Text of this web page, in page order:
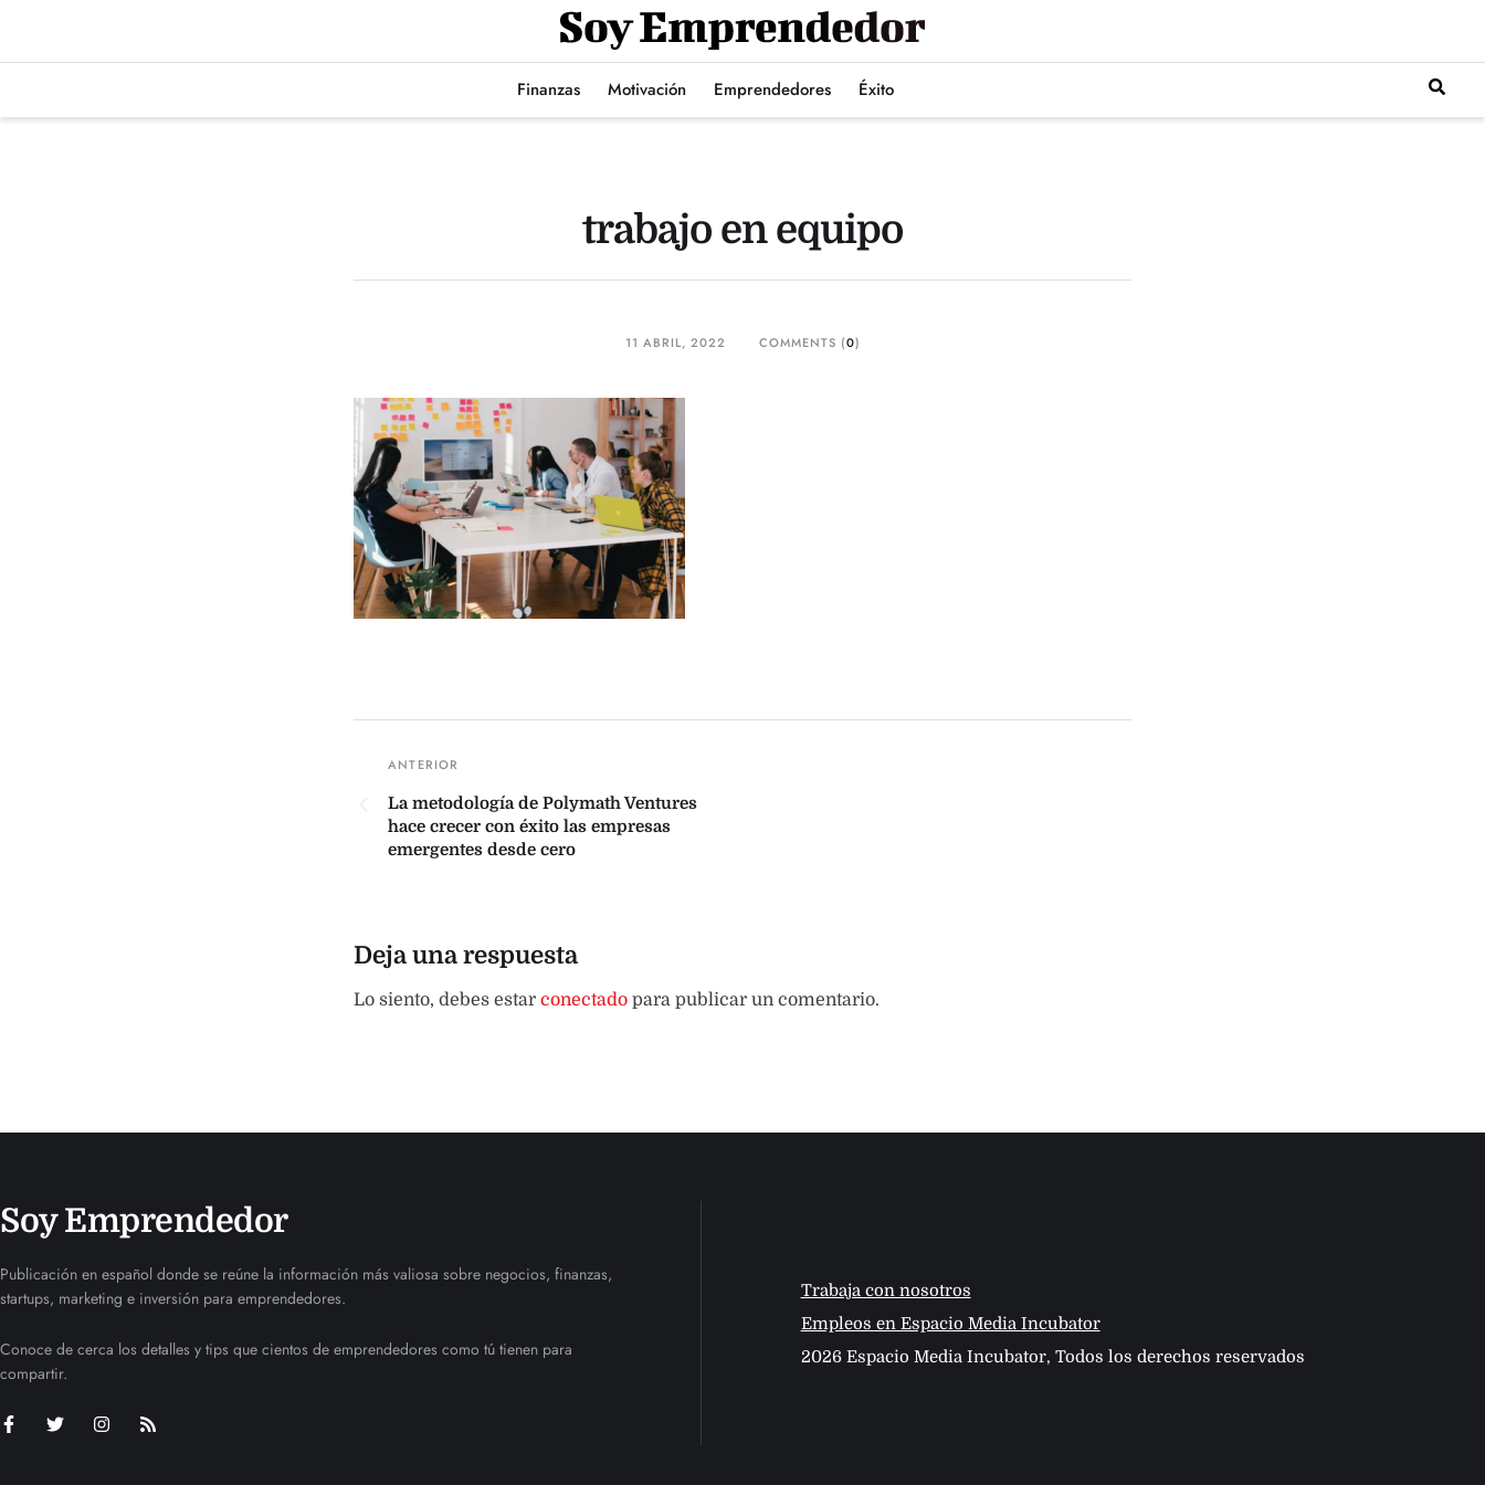
Finanzas Motivación Emprendedores Éxito
trabajo en equipo
11 ABRIL, 2022 COMMENTS (0)
La metodología de Polymath Ventures
hace crecer con éxito las empresas
emergentes desde cero
Deja una respuesta
Lo siento, debes estar conectado para publicar un comentario.
Soy Emprendedor
Publicación en español donde se reúne la información más valiosa sobre negocios, finanzas,
startups, marketing e inversión para emprendedores.
Conoce de cerca los detalles y tips que cientos de emprendedores como tú tienen para
compartir.
Trabaja con nosotros
Empleos en Espacio Media Incubator
2026 Espacio Media Incubator, Todos los derechos reservados